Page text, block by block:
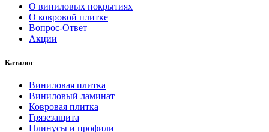
О виниловых покрытиях
О ковровой плитке
Вопрос-Ответ
Акции
Каталог
Виниловая плитка
Виниловый ламинат
Ковровая плитка
Грязезащита
Плинусы и профили